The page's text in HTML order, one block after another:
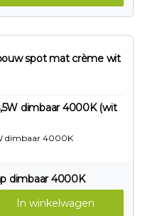
spot mat crème wit
dimbaar 4000K (wit
dimbaar 4000K
dimbaar 4000K
In winkelwagen